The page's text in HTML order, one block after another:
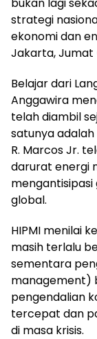
strategi
ekonomi dan
Jakarta, Jumat
Belajar dari
Anggawira
telah diambil
satunya adalah
R. Marcos Jr.
darurat energi
global.
HIPMI menilai
masih terlalu
sementara
management)
pengendalian
tercepat dan
di masa krisis.